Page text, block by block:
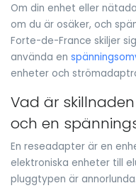
Om din enhet eller
om du är osäker, och
Forte-de-France skiljer
använda en
enheter och
Vad är
och en
En reseadapter är en
elektroniska enheter till
pluggtypen är